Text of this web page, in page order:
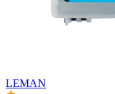
LEMAN